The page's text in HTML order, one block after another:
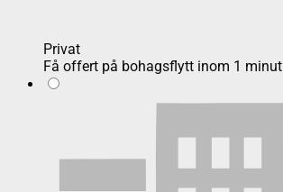
Privat
Få offert på bohagsflytt inom 1 minut